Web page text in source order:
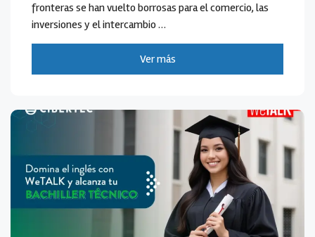
fronteras se han vuelto borrosas para el comercio, las
inversiones y el intercambio …
Ver más